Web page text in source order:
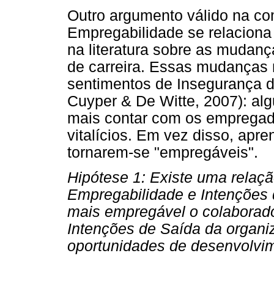
Outro argumento válido na
Empregabilidade se
na literatura sobre as
de carreira. Essas
sentimentos de Insegurança
Cuyper & De Witte, 2007):
mais contar com os
vitalícios. Em vez disso,
tornarem-se "empregáveis".
Hipótese 1: Existe uma
Empregabilidade e
mais empregável o
Intenções de Saída da
oportunidades de